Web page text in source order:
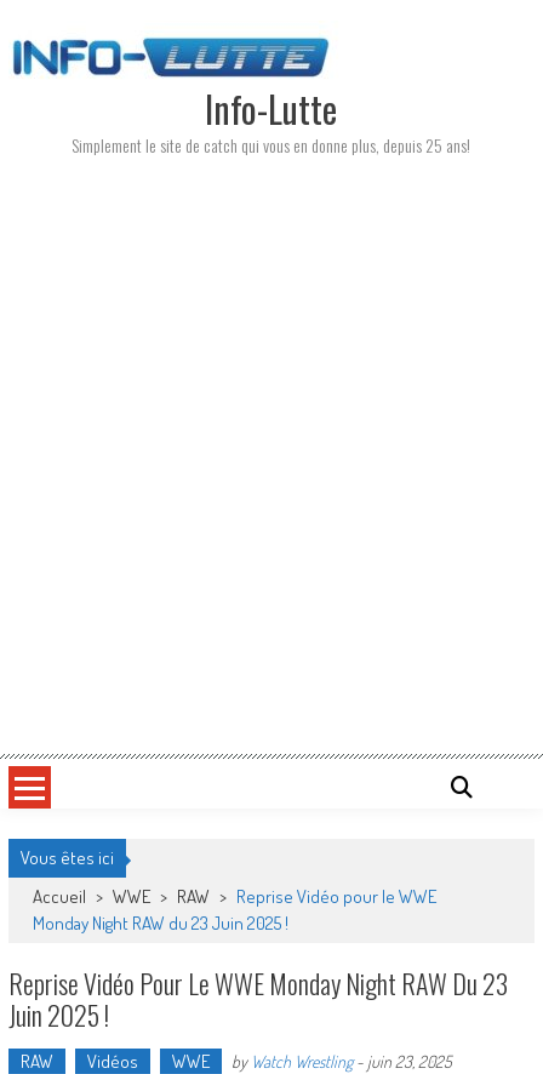
to
content
Info-Lutte
Simplement le site de catch qui vous en donne plus, depuis 25 ans!
Vous êtes ici
Accueil > WWE > RAW > Reprise Vidéo pour le WWE
Monday Night RAW du 23 Juin 2025 !
Reprise Vidéo Pour Le WWE Monday Night RAW Du 23
Juin 2025 !
RAW Vidéos WWE by Watch Wrestling- juin 23, 2025